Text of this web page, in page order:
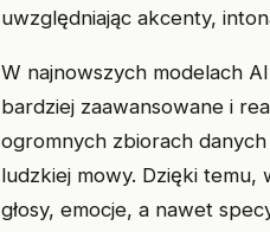
uwzględniając akcenty,
W najnowszych modelach
bardziej zaawansowane i
ogromnych zbiorach
ludzkiej mowy. Dzięki temu,
głosy, emocje, a nawet